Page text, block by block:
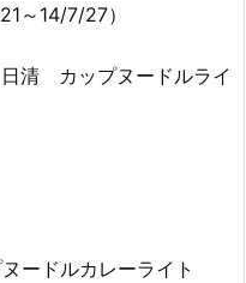
～14/7/27）
清 カップヌードルライ
ドルカレーライト